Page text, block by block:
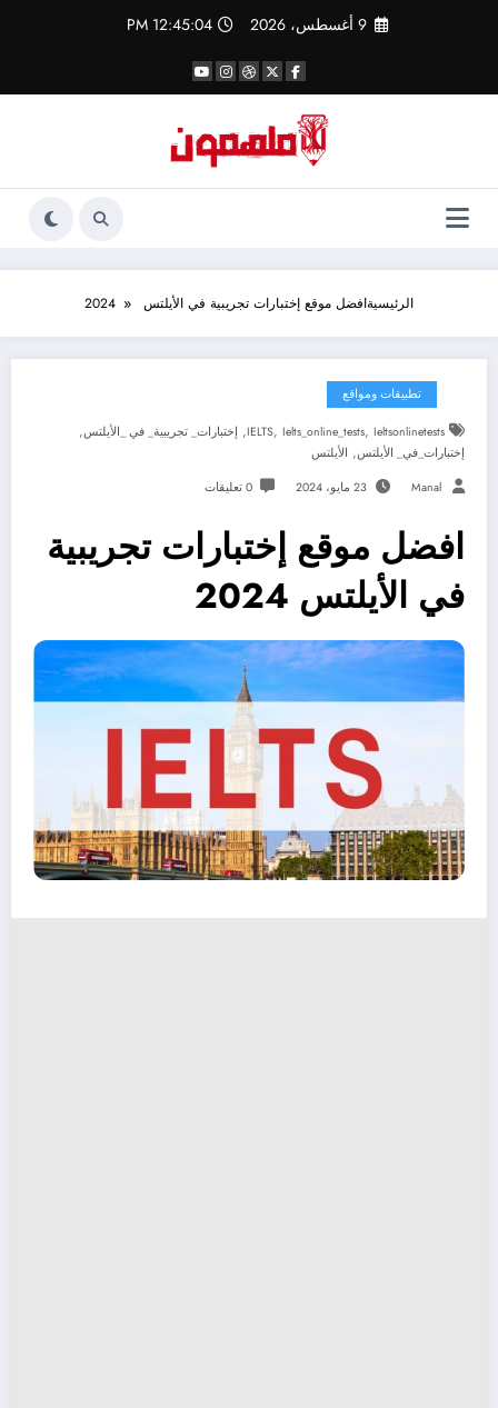
9 أغسطس، 2026 12:45:04 PM
الرئيسيةافضل موقع إختبارات تجريبية في الأيلتس 2024
تطبيقات ومواقع
IELTS,Ielts_online_tests,Ieltsonlinetests
, إختبارات_ تجريبية_ في _الأيلتس,
إختبارات_في_ الأيلتس, الأيلتس
Manal 23 مايو، 2024 0 تعليقات
افضل موقع إختبارات تجريبية
في الأيلتس 2024